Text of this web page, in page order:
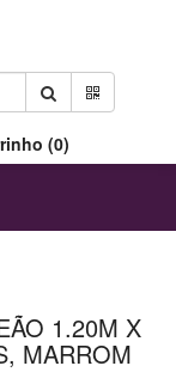
(0)
1.20M X
MARROM